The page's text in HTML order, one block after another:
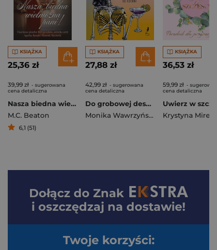
KSIĄŻKA
25,36 zł
39,99 zł - sugerowana
cena detaliczna
Nasza biedna wielmożna Pani!
M.C. Beaton
6,1 (51)
KSIĄŻKA
27,88 zł
42,99 zł - sugerowana
cena detaliczna
Do grobowej deski. Trylogia funeralna. Tom 3
Monika Wawrzyńska
KSIĄŻKA
36,53 zł
59,99 zł -
cena detaliczna
Uwierz w
Krystyna Mirek
Dołącz do Znak
i oszczędzaj na dostawie!
Twoje korzyści: